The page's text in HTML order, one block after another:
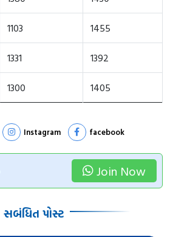
1103 1455
1331 1392
1300 1405
Instagram facebook
Join Now
સબંધિત પોસ્ટ